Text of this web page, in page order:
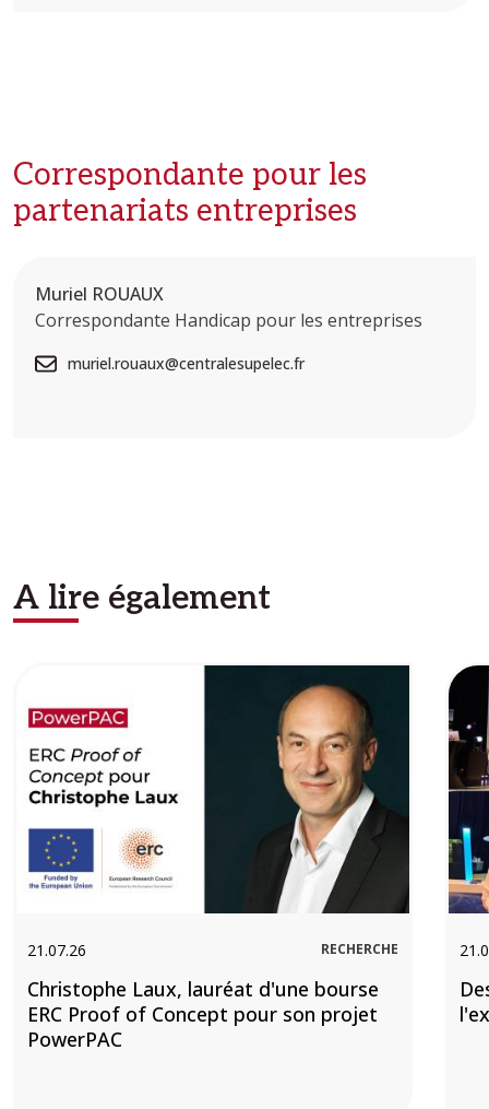
Correspondante pour les
partenariats entreprises
Muriel ROUAUX
Correspondante Handicap pour les entreprises
muriel.rouaux@centralesupelec.fr
A lire également
21.07.26 RECHERCHE
Christophe Laux, lauréat d'une bourse
ERC Proof of Concept pour son projet
PowerPAC